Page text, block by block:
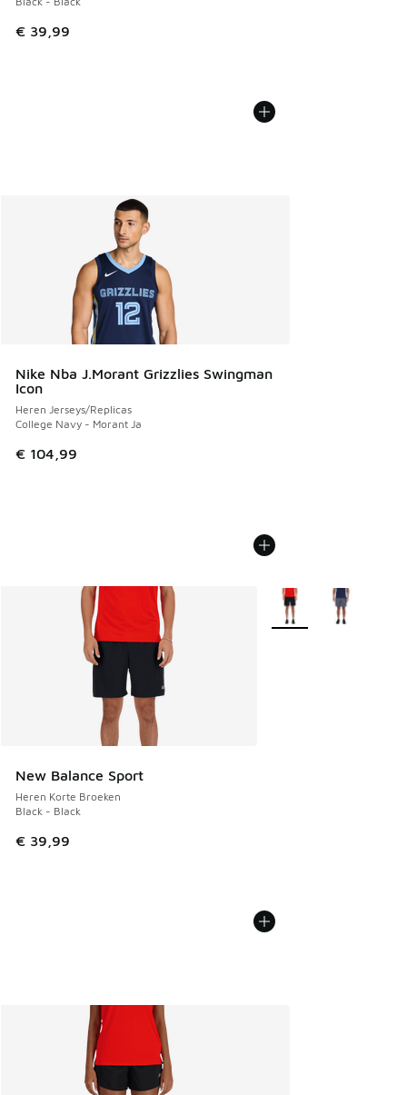
€ 39,99
Nike Nba J.Morant Grizzlies Swingman
Icon
Heren Jerseys/Replicas
College Navy - Morant Ja
€ 104,99
New Balance Sport
Heren Korte Broeken
Black - Black
€ 39,99
Meer kleuren